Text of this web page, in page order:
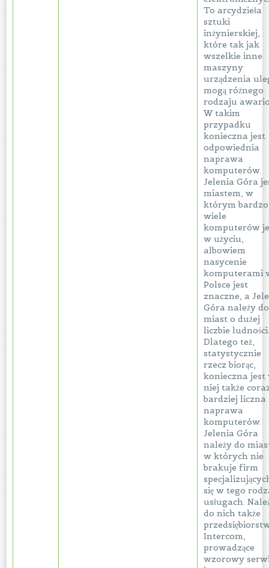
To arcydzieła
sztuki
inżynierskiej,
które tak jak
wszelkie inne
maszyny
urządzenia
mogą różnego
rodzaju
W takim
przypadku
konieczna jest
odpowiednia
naprawa
komputerów.
Jelenia Góra
miastem, w
którym bardzo
wiele
komputerów
w użyciu,
albowiem
nasycenie
komputerami
Polsce jest
znaczne, a
Góra należy do
miast o dużej
liczbie
Dlatego też,
statystycznie
rzecz biorąc,
konieczna jest
niej także
bardziej liczna
naprawa
komputerów.
Jelenia Góra
należy do
w których nie
brakuje firm
się w tego
usługach.
do nich także
Intercom,
prowadzące
wzorowy